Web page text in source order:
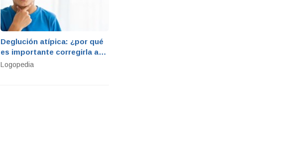
Deglución atípica: ¿por qué
es importante corregirla a
tiempo con logopedia?
Logopedia